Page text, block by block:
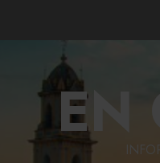
EN